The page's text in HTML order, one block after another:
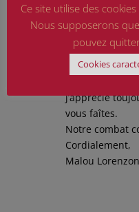
Malou
53 min
j’apprécie
vous faîtes.
Notre combat
Cordialement,
Malou Lorenzon
Ce site utilise des
Nous supposerons
pouvez
Cookies